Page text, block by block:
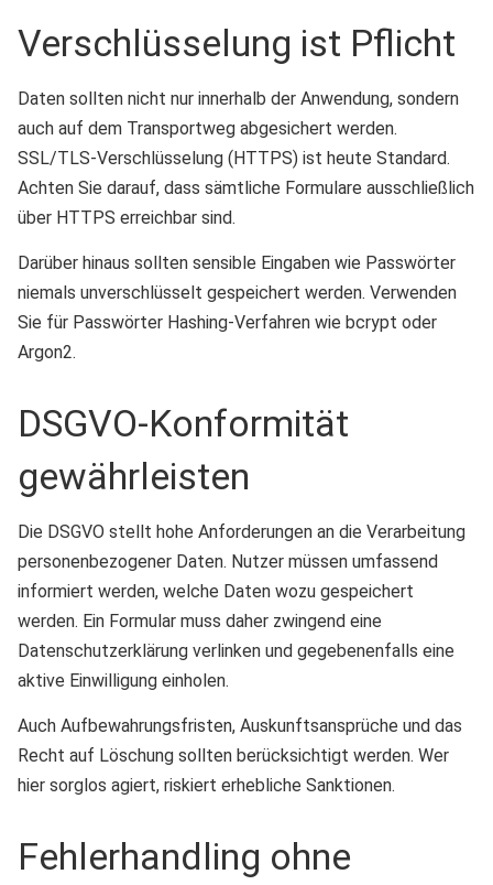
Verschlüsselung ist Pflicht
Daten sollten nicht nur innerhalb der Anwendung, sondern
auch auf dem Transportweg abgesichert werden.
SSL/TLS-Verschlüsselung (HTTPS) ist heute Standard.
Achten Sie darauf, dass sämtliche Formulare ausschließlich
über HTTPS erreichbar sind.
Darüber hinaus sollten sensible Eingaben wie Passwörter
niemals unverschlüsselt gespeichert werden. Verwenden
Sie für Passwörter Hashing-Verfahren wie bcrypt oder
Argon2.
DSGVO-Konformität
gewährleisten
Die DSGVO stellt hohe Anforderungen an die Verarbeitung
personenbezogener Daten. Nutzer müssen umfassend
informiert werden, welche Daten wozu gespeichert
werden. Ein Formular muss daher zwingend eine
Datenschutzerklärung verlinken und gegebenenfalls eine
aktive Einwilligung einholen.
Auch Aufbewahrungsfristen, Auskunftsansprüche und das
Recht auf Löschung sollten berücksichtigt werden. Wer
hier sorglos agiert, riskiert erhebliche Sanktionen.
Fehlerhandling ohne